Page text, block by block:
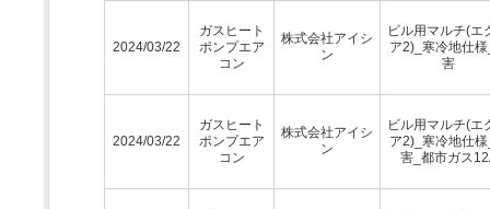
2024/03/22
ガスヒート
ポンプエア
コン
株式会社アイシ
ン
ビル用マルチ(エ
ア2)_寒冷地仕
害
2024/03/22
ガスヒート
ポンプエア
コン
株式会社アイシ
ン
ビル用マルチ(エ
ア2)_寒冷地仕
害_都市ガス